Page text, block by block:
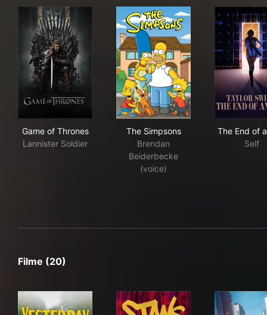
Game of Thrones
Lannister Soldier
The Simpsons
Brendan
Beiderbecke
(voice)
The End of
Self
Filme (20)